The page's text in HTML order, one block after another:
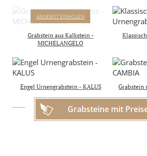
& Aufbau inkl.
4.950 €inkl. 19% MwSt
MICHELANGELO
GRABSTEIN MIT RELIEF
AUS DER SIXTINISCHEN
KAPELLE
& Aufbau in D, A & CH
4.450 €
ANGEBOT EINHOLEN
Grabstein aus Kalkstein -
MICHELANGELO
Engel Urnengrabstein - KALUS Grabstein
Grabsteine mit